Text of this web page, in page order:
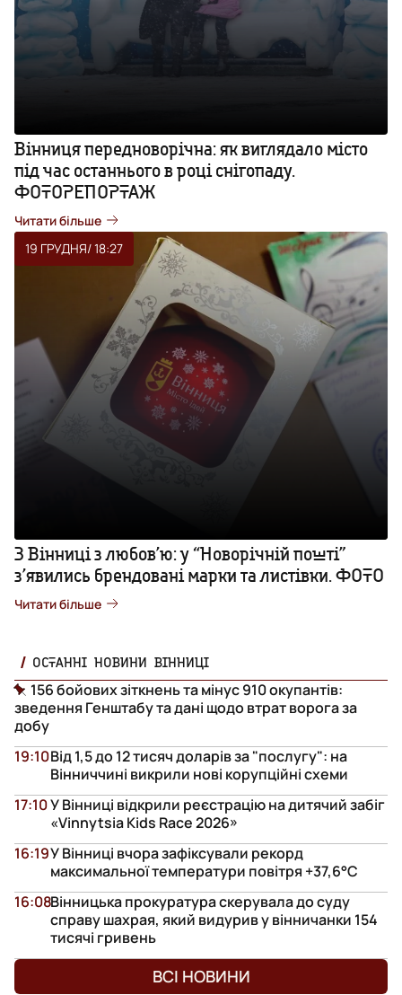
Вінниця передноворічна: як виглядало місто
під час останнього в році снігопаду.
ФОТОРЕПОРТАЖ
Читати більше
19 ГРУДНЯ/ 18:27
З Вінниці з любов’ю: у “Новорічній пошті”
з’явились брендовані марки та листівки. ФОТО
Читати більше
ОСТАННІ НОВИНИ ВІННИЦІ
156 бойових зіткнень та мінус 910 окупантів:
зведення Генштабу та дані щодо втрат ворога за
добу
Від 1,5 до 12 тисяч доларів за "послугу": на
Вінниччині викрили нові корупційні схеми
19:10
У Вінниці відкрили реєстрацію на дитячий забіг
«Vinnytsia Kids Race 2026»
17:10
У Вінниці вчора зафіксували рекорд
максимальної температури повітря +37,6°С
16:19
Вінницька прокуратура скерувала до суду
справу шахрая, який видурив у вінничанки 154
тисячі гривень
16:08
ВСІ НОВИНИ